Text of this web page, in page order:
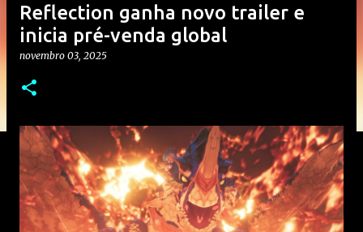
Reflection ganha novo trailer e
inicia pré-venda global
novembro 03, 2025